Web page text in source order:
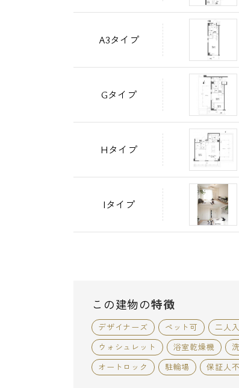
A3タイプ
Gタイプ
Hタイプ
Iタイプ
この建物の特徴
デザイナーズ ペット可 二人
ウォシュレット
浴室乾燥機
オートロック
駐輪場 保証人